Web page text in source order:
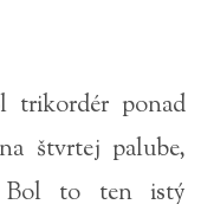
trikordér ponad
štvrtej palube,
Bol to ten istý